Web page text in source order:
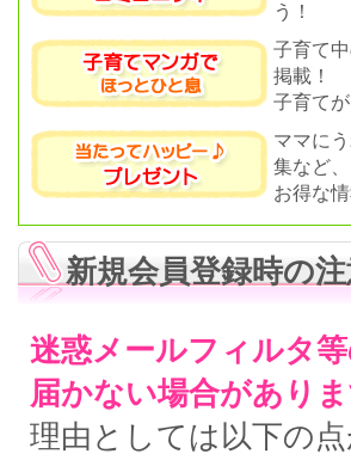
う！
子育て
掲載！
子育て
ママに
集など、
お得な
新規会員登録時の
迷惑メールフィルタ
届かない場合がありま
理由としては以下の